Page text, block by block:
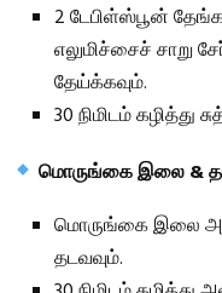
2 டேபிள்ஸ்பூன்
எலுமிச்சைச் சாறு
தேய்க்கவும்.
30 நிமிடம் கழித்து
மொருங்கை இலை &
மொருங்கை இலை
தடவவும்.